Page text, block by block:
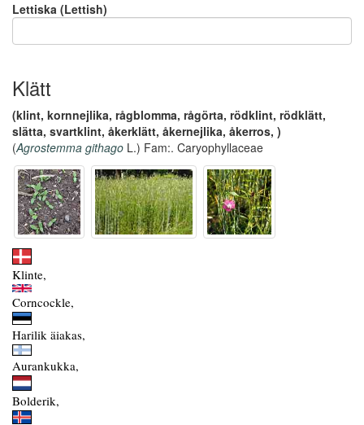
Lettiska (Lettish)
Klätt
(klint, kornnejlika, rågblomma, rågörta, rödklint, rödklätt,
slätta, svartklint, åkerklätt, åkernejlika, åkerros, )
(Agrostemma githago L.) Fam:. Caryophyllaceae
Klinte,
Corncockle,
Harilik äiakas,
Aurankukka,
Bolderik,